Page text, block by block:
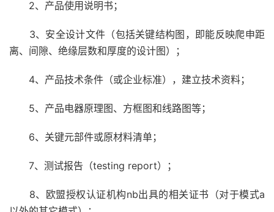
2、产品使用说明书；
3、安全设计文件（包括关键结构图，即能反映爬申距
离、间隙、绝缘层数和厚度的设计图）；
4、产品技术条件（或企业标准），建立技术资料；
5、产品电器原理图、方框图和线路图等；
6、关键元部件或原材料清单；
7、测试报告（testing report）；
8、欧盟授权认证机构nb出具的相关证书（对于模式a